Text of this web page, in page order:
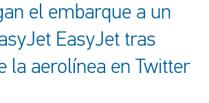
el embarque a un
EasyJet tras
la aerolínea en Twitter